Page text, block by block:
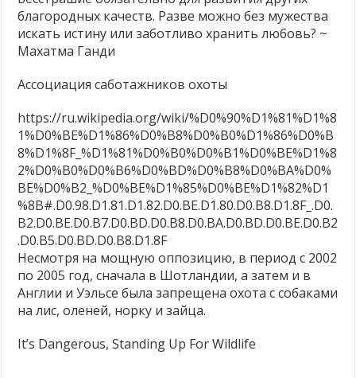
Молоко — без слёз коров и телят! ❤
Продажа кошек, собак и кроликов запрещена!
саботажников
охоты
благородных качеств. Разве можно без мужества
искать истину или заботливо хранить любовь? ~
Махатма Ганди
Ассоциация саботажников охоты
https://ru.wikipedia.org/wiki/%D0%90%D1%81%D1%8
1%D0%BE%D1%86%D0%B8%D0%B0%D1%86%D0%B
8%D1%8F_%D1%81%D0%B0%D0%B1%D0%BE%D1%8
2%D0%B0%D0%B6%D0%BD%D0%B8%D0%BA%D0%
BE%D0%B2_%D0%BE%D1%85%D0%BE%D1%82%D1
%8B#.D0.98.D1.81.D1.82.D0.BE.D1.80.D0.B8.D1.8F_.D0.
B2.D0.BE.D0.B7.D0.BD.D0.B8.D0.BA.D0.BD.D0.BE.D0.B2
.D0.B5.D0.BD.D0.B8.D1.8F
Несмотря на мощную оппозицию, в период с 2002
по 2005 год, сначала в Шотландии, а затем и в
Англии и Уэльсе была запрещена охота с собаками
на лис, оленей, норку и зайца.
It’s Dangerous, Standing Up For Wildlife